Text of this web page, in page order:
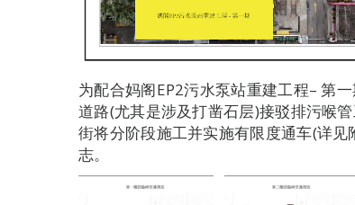
为配合妈阁EP2污水泵站重建工程– 第
道路(尤其是涉及打凿石层)接驳排污喉
街将分阶段施工并实施有限度通车(详
志。